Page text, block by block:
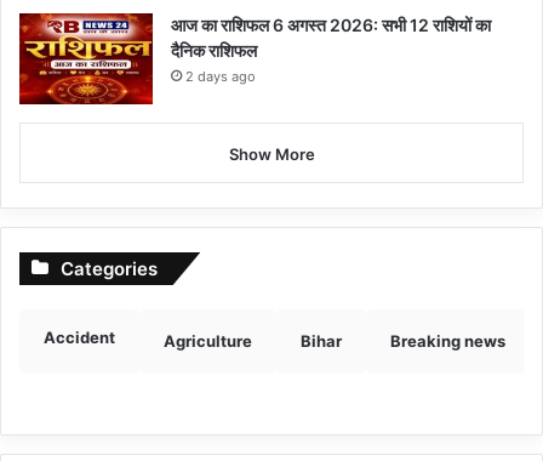
आज का राशिफल 6 अगस्त 2026: सभी 12 राशियों का
दैनिक राशिफल
2 days ago
Show More
Categories
Accident Agriculture Bihar Breaking news